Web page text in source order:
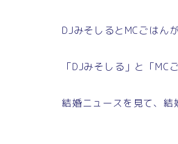
DJみそしるとMCごはん
「DJみそしる」と「MC
結婚ニュースを見て、結